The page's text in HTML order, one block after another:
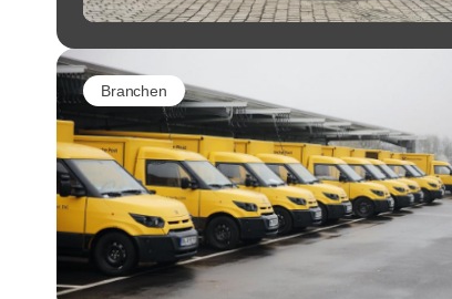
Branchen